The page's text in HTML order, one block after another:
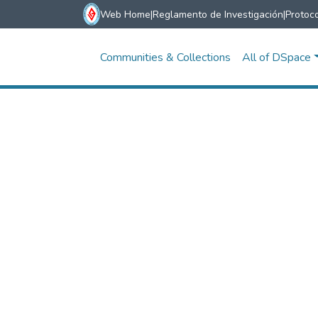
Web Home|Reglamento de Investigación|
Communities & Collections All of DSpace